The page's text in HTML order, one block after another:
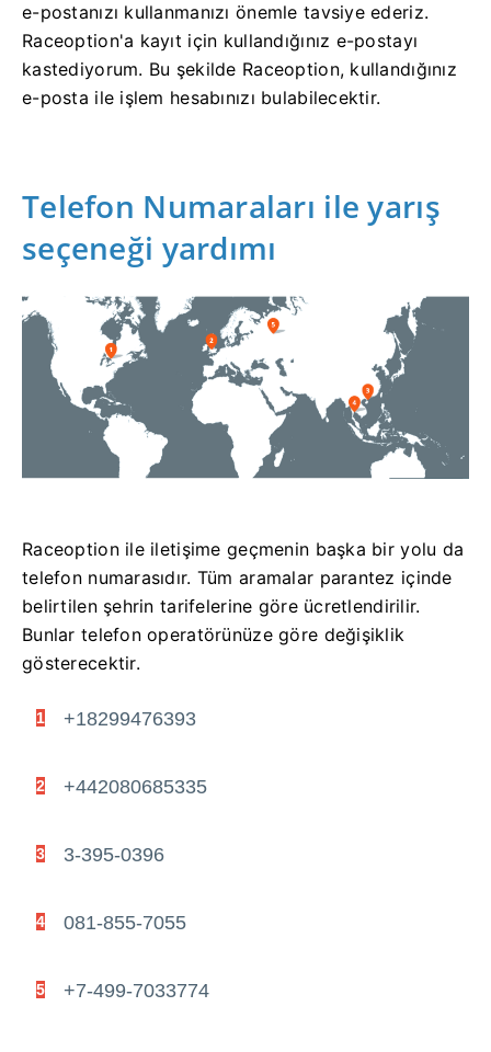
e-postanızı kullanmanızı önemle tavsiye ederiz.
Raceoption'a kayıt için kullandığınız e-postayı
kastediyorum. Bu şekilde Raceoption, kullandığınız
e-posta ile işlem hesabınızı bulabilecektir.
Telefon Numaraları ile yarış
seçeneği yardımı
Raceoption ile iletişime geçmenin başka bir yolu da
telefon numarasıdır. Tüm aramalar parantez içinde
belirtilen şehrin tarifelerine göre ücretlendirilir.
Bunlar telefon operatörünüze göre değişiklik
gösterecektir.
1 +18299476393
2 +442080685335
3 3-395-0396
4 081-855-7055
5 +7-499-7033774